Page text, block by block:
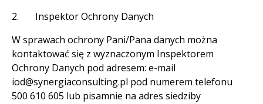
2. Inspektor Ochrony Danych
W sprawach ochrony Pani/Pana danych można
kontaktować się z wyznaczonym Inspektorem
Ochrony Danych pod adresem: e-mail
iod@synergiaconsulting.pl pod numerem telefonu
500 610 605 lub pisamnie na adres siedziby